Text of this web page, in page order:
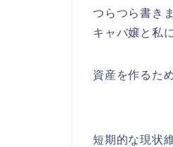
つらつら書き
キャバ嬢と私
資産を作るた
短期的な現状